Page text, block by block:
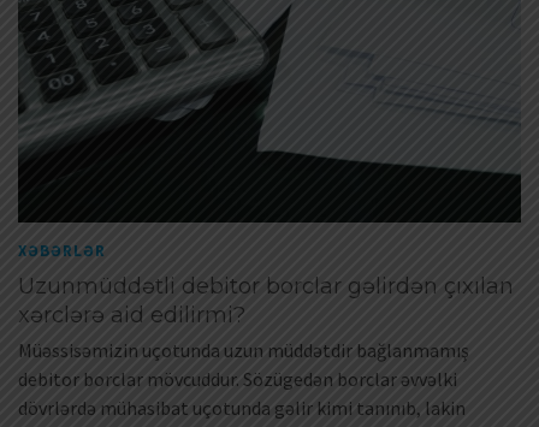
XƏBƏRLƏR
Uzunmüddətli debitor borclar gəlirdən çıxılan
xərclərə aid edilirmi?
Müəssisəmizin uçotunda uzun müddətdir bağlanmamış
debitor borclar mövcuddur. Sözügedən borclar əvvəlki
dövrlərdə mühasibat uçotunda gəlir kimi tanınıb, lakin